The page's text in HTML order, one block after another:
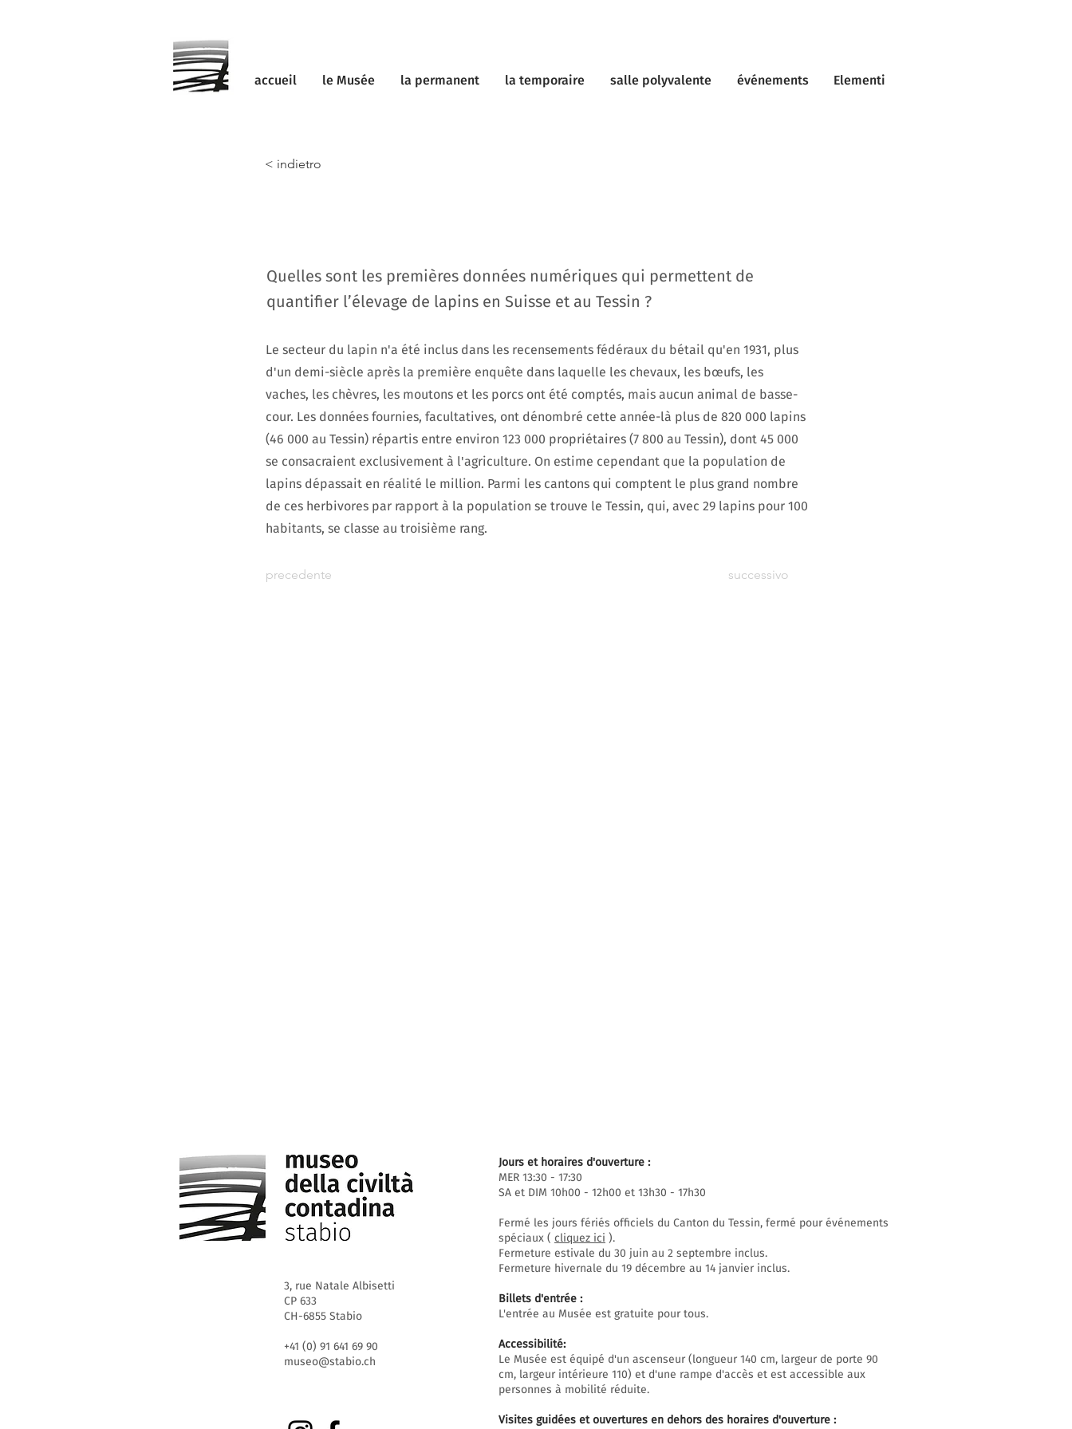
accueil le Musée la permanent la temporaire salle polyvalente événements Elementi
< indietro
Quelles sont les premières données numériques qui permettent de
quantifier l’élevage de lapins en Suisse et au Tessin ?
Le secteur du lapin n'a été inclus dans les recensements fédéraux du bétail qu'en 1931, plus
d'un demi-siècle après la première enquête dans laquelle les chevaux, les bœufs, les
vaches, les chèvres, les moutons et les porcs ont été comptés, mais aucun animal de basse-
cour. Les données fournies, facultatives, ont dénombré cette année-là plus de 820 000 lapins
(46 000 au Tessin) répartis entre environ 123 000 propriétaires (7 800 au Tessin), dont 45 000
se consacraient exclusivement à l'agriculture. On estime cependant que la population de
lapins dépassait en réalité le million. Parmi les cantons qui comptent le plus grand nombre
de ces herbivores par rapport à la population se trouve le Tessin, qui, avec 29 lapins pour 100
habitants, se classe au troisième rang.
precedente successivo
3, rue Natale Albisetti
CP 633
CH-6855 Stabio
+41 (0) 91 641 69 90
museo@stabio.ch
Jours et horaires d'ouverture :
MER 13:30 - 17:30
SA et DIM 10h00 - 12h00 et 13h30 - 17h30
Fermé les jours fériés officiels du Canton du Tessin, fermé pour événements
spéciaux ( cliquez ici ).
Fermeture estivale du 30 juin au 2 septembre inclus.
Fermeture hivernale du 19 décembre au 14 janvier inclus.
Billets d'entrée :
L'entrée au Musée est gratuite pour tous.
Accessibilité:
Le Musée est équipé d'un ascenseur (longueur 140 cm, largeur de porte 90
cm, largeur intérieure 110) et d'une rampe d'accès et est accessible aux
personnes à mobilité réduite.
Visites guidées et ouvertures en dehors des horaires d'ouverture :